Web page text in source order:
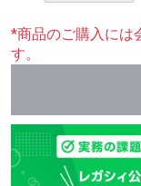
*商品のご購入には
す。